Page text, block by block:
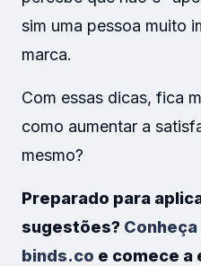
sim uma pessoa muito
marca.
Com essas dicas, fica
como aumentar a
mesmo?
Preparado para
sugestões?
binds.co e comece a